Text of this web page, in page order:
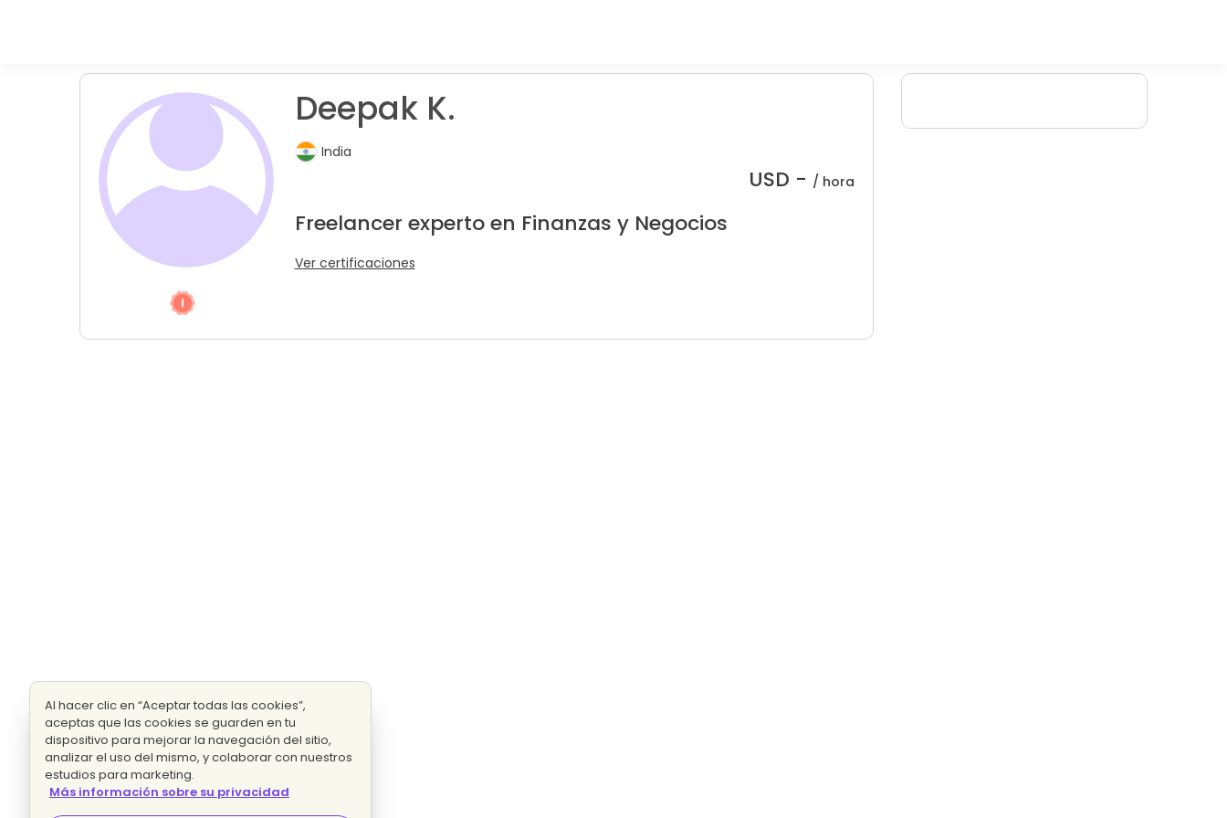
Deepak K.
India
USD - / hora
Freelancer experto en Finanzas y Negocios
Ver certificaciones
Al hacer clic en “Aceptar todas las cookies”,
aceptas que las cookies se guarden en tu
dispositivo para mejorar la navegación del sitio,
analizar el uso del mismo, y colaborar con nuestros
estudios para marketing.
Más información sobre su privacidad